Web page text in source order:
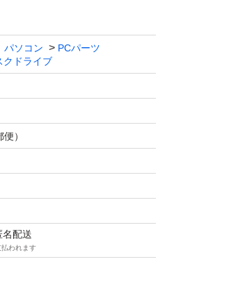
ん。購入してもキャンセル
り引きですので最後まで宜
パソコン
PCパーツ
クドライブ
）
配送
われます